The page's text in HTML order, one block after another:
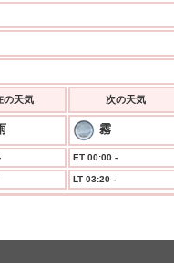
の天気 次の天気
霧
ET 00:00 -
LT 03:20 -